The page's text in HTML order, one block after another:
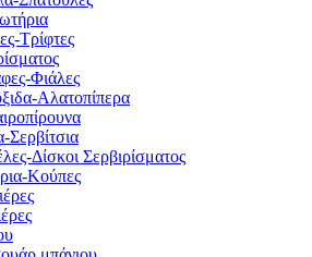
Τρίφτες
Φιάλες
Αλατοπίπερα
Σερβίτσια
Δίσκοι Σερβιρίσματος
Κούπες